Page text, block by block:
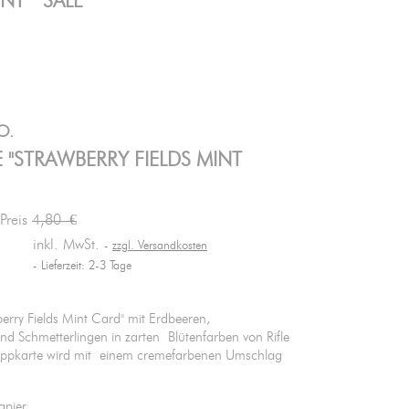
"STRAWBERRY FIELDS MINT
4,80 €
inkl. MwSt.
zzgl. Versandkosten
Lieferzeit: 2-3 Tage
Fields Mint Card" mit Erdbeeren,
Schmetterlingen in zarten Blütenfarben von Rifle
wird mit einem cremefarbenen Umschlag